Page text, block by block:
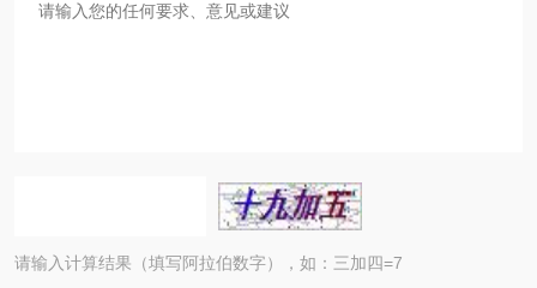
请输入计算结果（填写阿拉伯数字），如：三加四=7